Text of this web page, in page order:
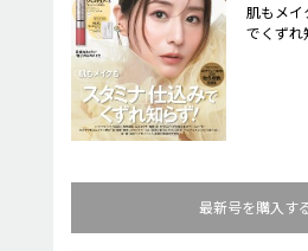
肌もメイ
でくずれ
最新号を購入す